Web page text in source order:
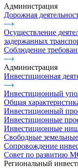
Администрация
Дорожная
Осуществление
задержанных
Соблюдение
Администрация
Инвестиционная
Инвестиционный
Общая
Инвестиционный
Инвестиционные
Инвестиционные
Свободные
Сопровождение
Совет по развитию
Региональный